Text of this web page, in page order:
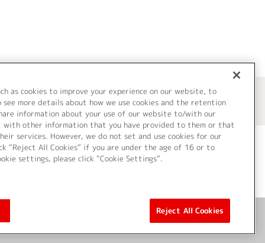
て Cookie Settings
as cookies to improve your experience on our website, to
see more details about how we use cookies and the retention
information about your use of our website to/with our
with other information that you have provided to them or that
services. However, we do not set and use cookies for our
“Reject All Cookies” if you are under the age of 16 or to
settings, please click “Cookie Settings”.
Reject All Cookies